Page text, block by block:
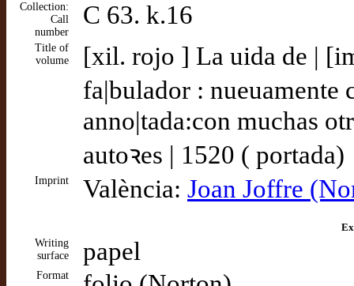
Collection:
Call
number
C 63. k.16
Title of
volume
[xil. rojo ] La uida de |
fa|bulador : nueuamente
anno|tada:con muchas
autoꝛes | 1520 ( portada)
Imprint València: Joan Joffre
Writing
surface
papel
Format